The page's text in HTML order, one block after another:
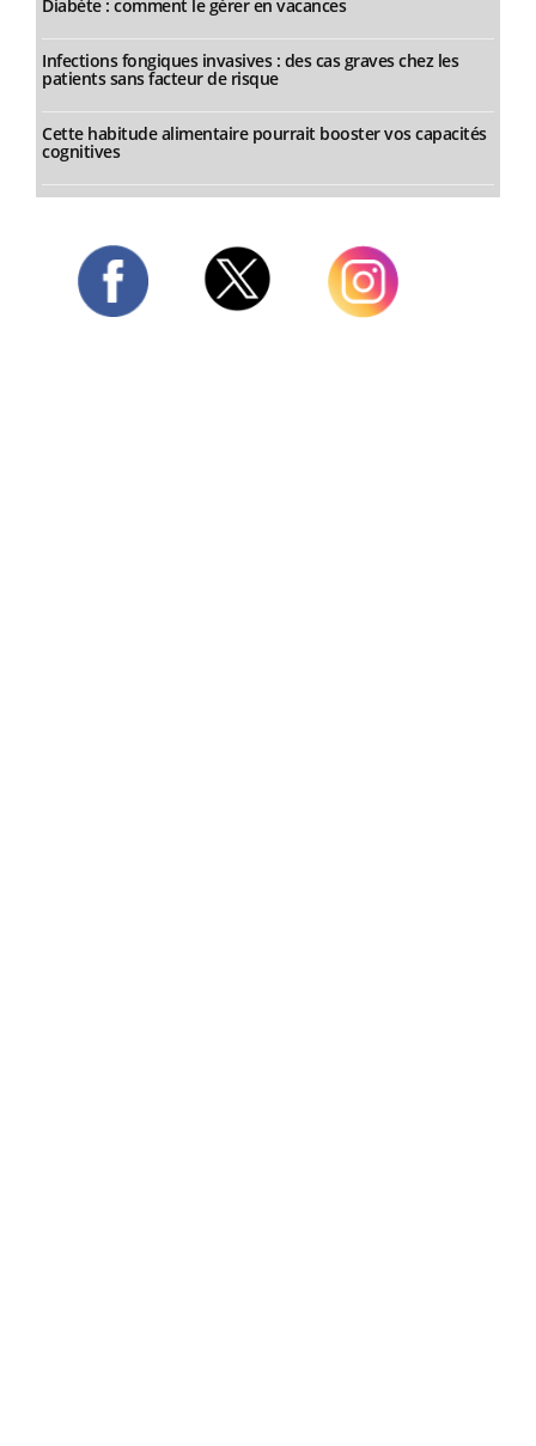
Diabète : comment le gérer en vacances
Infections fongiques invasives : des cas graves chez les
patients sans facteur de risque
Cette habitude alimentaire pourrait booster vos capacités
cognitives